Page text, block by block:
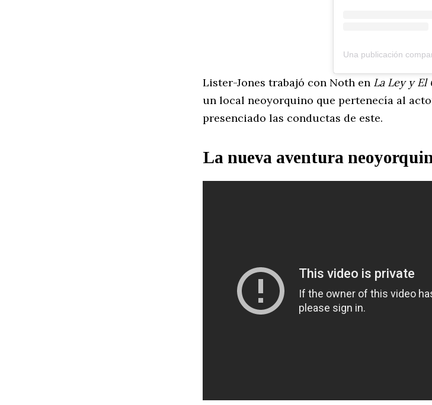
Lister-Jones trabajó con Noth en La Ley y El
un local neoyorquino que pertenecía al
presenciado las conductas de este.
La nueva aventura